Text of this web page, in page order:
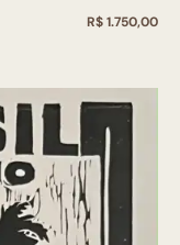
R$ 1.750,00